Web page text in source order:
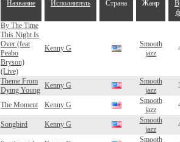
Название Исполнитель Страна Жанр
By The Time
This Night Is
Over (feat
Peabo
Bryson)
(Live)
Kenny G
Smooth
jazz
Theme From
Dying Young
Kenny G
Smooth
jazz
The Moment Kenny G
Smooth
jazz
Songbird Kenny G
Smooth
jazz
Smooth